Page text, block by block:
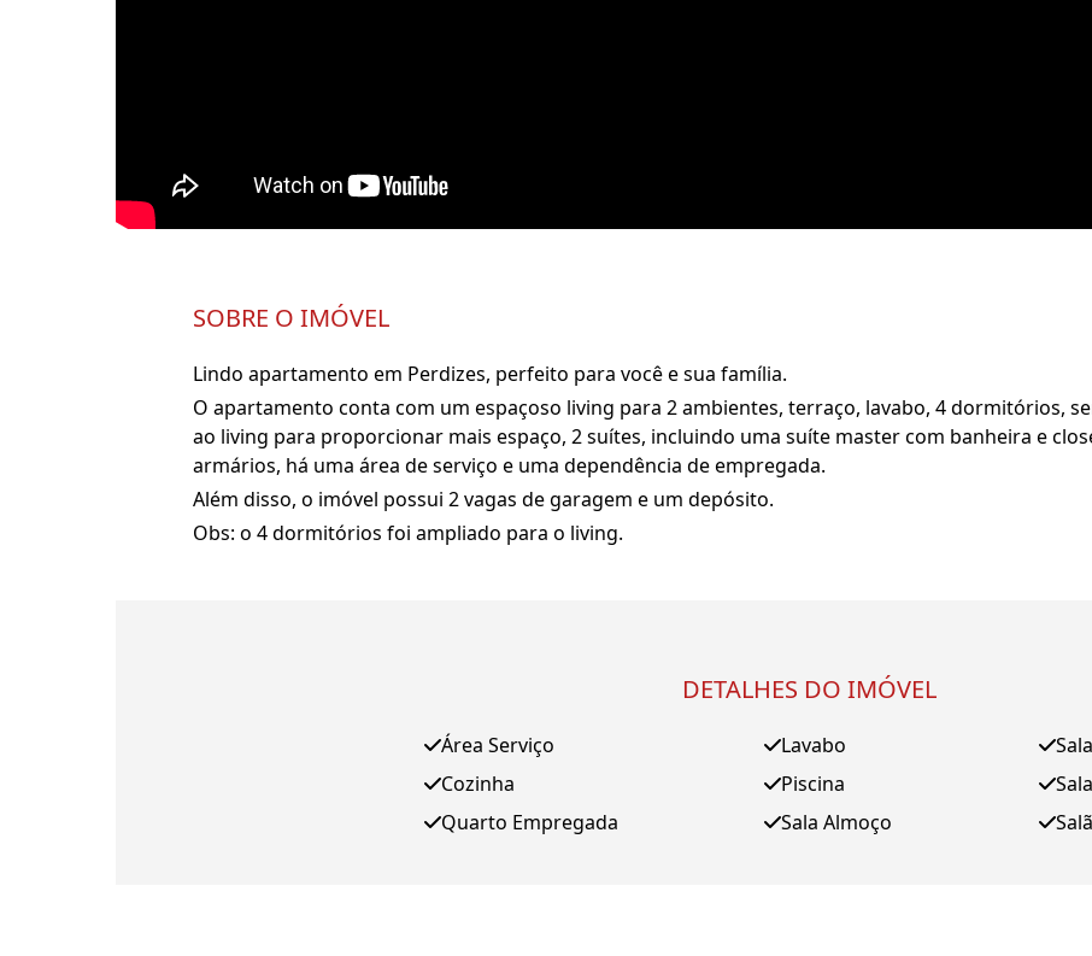
SOBRE O IMÓVEL
Lindo apartamento em Perdizes, perfeito para você e sua família.
O apartamento conta com um espaçoso living para 2 ambientes, terraço, lavabo, 4 dormitórios,
ao living para proporcionar mais espaço, 2 suítes, incluindo uma suíte master com banheira e
armários, há uma área de serviço e uma dependência de empregada.
Além disso, o imóvel possui 2 vagas de garagem e um depósito.
Obs: o 4 dormitórios foi ampliado para o living.
DETALHES DO IMÓVEL
Área Serviço
Cozinha
Quarto Empregada
Lavabo
Piscina
Sala Almoço